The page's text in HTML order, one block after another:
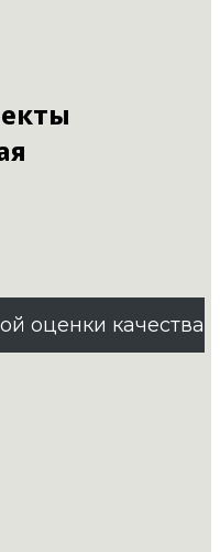
оценки качества